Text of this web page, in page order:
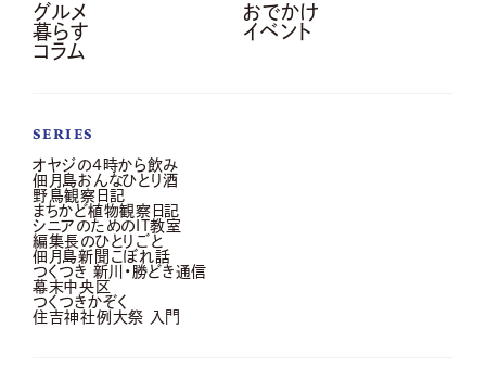
グルメ
おでかけ
暮らす
イベント
コラム
SERIES
オヤジの4時から飲み
佃月島おんなひとり酒
野鳥観察日記
まちかど植物観察日記
シニアのためのIT教室
編集長のひとりごと
佃月島新聞こぼれ話
つくつき 新川・勝どき通信
幕末中央区
つくつきかぞく
住吉神社例大祭 入門